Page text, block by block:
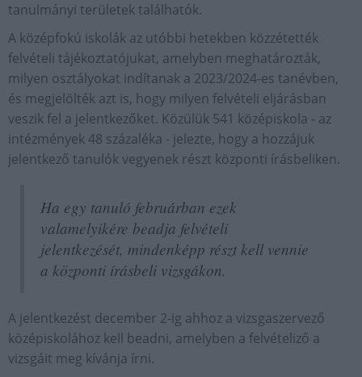
tanulmányi területek találhatók.
A középfokú iskolák az utóbbi hetekben közzétették
felvételi tájékoztatójukat, amelyben meghatározták,
milyen osztályokat indítanak a 2023/2024-es tanévben,
és megjelölték azt is, hogy milyen felvételi eljárásban
veszik fel a jelentkezőket. Közülük 541 középiskola - az
intézmények 48 százaléka - jelezte, hogy a hozzájuk
jelentkező tanulók vegyenek részt központi írásbeliken.
Ha egy tanuló februárban ezek
valamelyikére beadja felvételi
jelentkezését, mindenképp részt kell vennie
a központi írásbeli vizsgákon.
A jelentkezést december 2-ig ahhoz a vizsgaszervező
középiskolához kell beadni, amelyben a felvételiző a
vizsgáit meg kívánja írni.